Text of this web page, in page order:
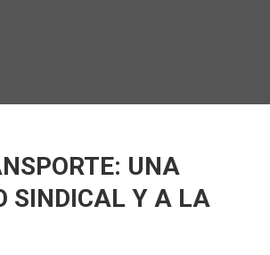
UNA
SINDICAL Y A LA